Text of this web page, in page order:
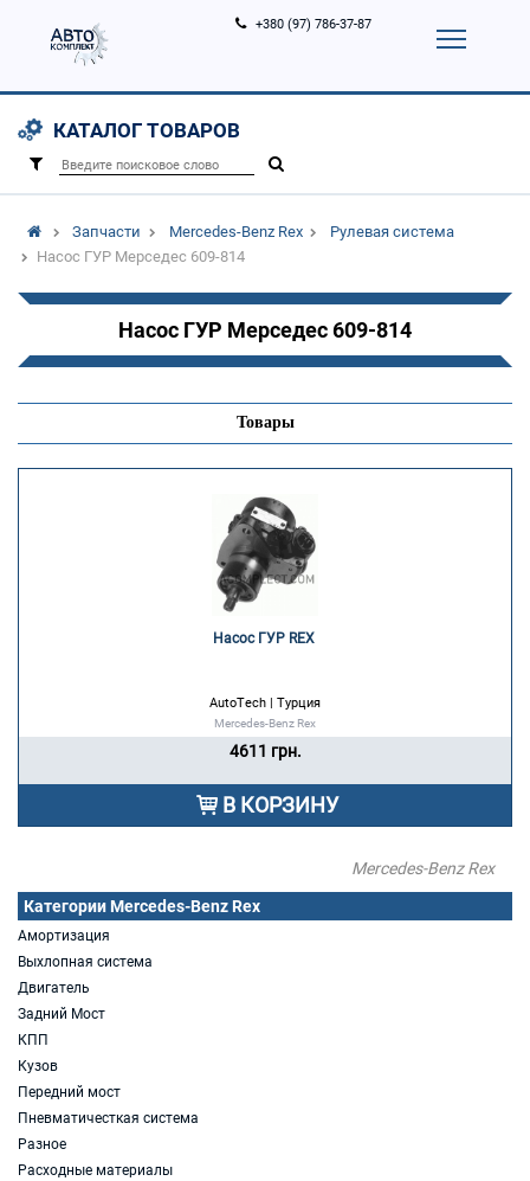
0)
Услуги
+380 (97) 786-37-87
КАТАЛОГ ТОВАРОВ
Запчасти Mercedes-Benz Rex
Рулевая система
Насос ГУР Мерседес 609-814
Насос ГУР Мерседес 609-814
Категории Mercedes-Benz Rex
Амортизация
Выхлопная система
Двигатель
Задний Мост
КПП
Кузов
Передний мост
Пневматичесткая система
Разное
Расходные материалы
Товары
Насос ГУР REX
AutoTech | Турция
Mercedes-Benz Rex
4611 грн.
В КОРЗИНУ
Mercedes-Benz Rex